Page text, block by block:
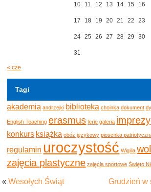
10 11 12 13 14 15 16
17 18 19 20 21 22 23
24 25 26 27 28 29 30
31
« cze
Tagi
akademia andrzejki biblioteka choinka dokument
English Teaching erasmus ferie galeria imprezy
konkurs książka obóz językowy piosenka
regulamin uroczystość Wigilia
zajęcia plastyczne zajęcia sportowe Święto
«Wesołych Świąt Grudzień w